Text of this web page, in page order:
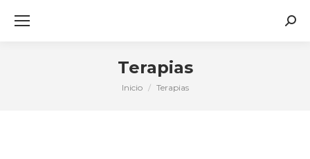
Terapias
Estás aquí:
Inicio Terapias